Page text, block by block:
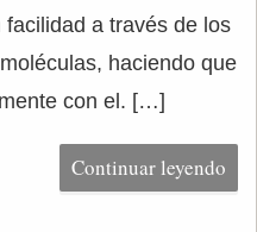
a través de los
haciendo que
con el. […]
Continuar leyendo